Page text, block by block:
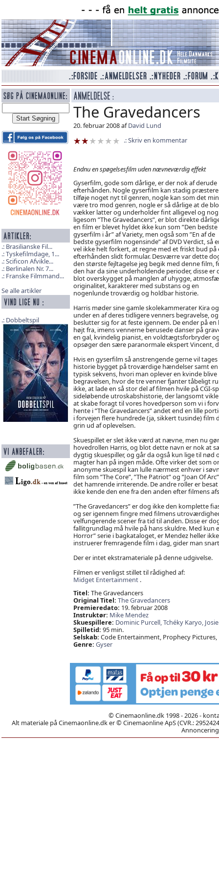
Brasilianske Fil...
Tyskefilmdage, 1...
Scificon Afvikle...
Berlinalen Nr. 7...
Franske Filmmand...
Se alle artikler
Dobbeltspil
The Gravedancers
20. februar 2008 afDavid Lund
Skriv en kommentar
Endnu en spøgelsesfilm uden nævneværdig effekt
Gyserfilm, gode som dårlige, er der nok af derude
efterhånden. Nogle gyserfilm kan stadig
tilføje noget nyt til genren, nogle kan som det
være tro mod genren, nogle er så dårlige at de
vækker latter og underholder fint alligevel og
ligesom ”The Gravedancers”, er blot direkte
en film er blevet hyldet ikke kun som ”Den bedste
gyserfilm i år” af Variety, men også som ”En af de
bedste gyserfilm nogensinde” af DVD Verdict, så
vel ikke helt forkert, at regne med et friskt bud på
efterhånden slidt formular. Desværre var dette
den største fejltagelse jeg begik med denne film,
den har da sine underholdende perioder, disse er
blot overskygget på manglen af uhygge,
originalitet, karakterer med substans og en
nogenlunde troværdig og holdbar historie.
Harris møder sine gamle skolekammerater Kira
under en af deres tidligere venners begravelse,
beslutter sig for at feste igennem. De ender på
højt fra, imens vennerne berusede danser på
en gal, kvindelig pianist, en voldtægtsforbryder
opsøger den sære paranormale ekspert Vincent,
Hvis en gyserfilm så anstrengende gerne vil
historie bygget på troværdige hændelser samt en
typisk sekvens, hvori man oplever en kvinde
begravelsen, hvor de tre venner fjanter tåbeligt
ikke, at lade en så stor del af filmen hvile på
sideløbende utroskabshistorie, der langsomt
at skabe foragt til vores hovedperson som vi i
hente i ”The Gravedancers” andet end en lille
i forvejen flere hundrede (ja, sikkert tusinde)
grin ud af oplevelsen.
Skuespillet er slet ikke værd at nævne, men nu
hovedrollen Harris, og blot dette navn er nok at
dygtig skuespiller, og går da også kun lige til nød
magter han på ingen måde. Ofte virker det som
anonyme skuespil kan lulle nærmest enhver i
film som ”The Core”, ”The Patriot” og ”Joan Of
det hamrende irriterende. De andre roller er
ikke kende den ene fra den anden efter filmens
”The Gravedancers” er dog ikke den komplette
og ser igennem fingre med filmens
velfungerende scener fra tid til anden. Disse er
fallitgrundlag må hvile på hans skuldre. Med
Horror” serie i bagkataloget, er Mendez heller
instruerer fremragende film i dag, gider man
Der er intet ekstramateriale på denne udgivelse.
Filmen er venligst stillet til rådighed af:
Midget Entertainment .
Titel: The Gravedancers
Original Titel: The Gravedancers
Premieredato: 19. februar 2008
Instruktør: Mike Mendez
Skuespillere: Dominic Purcell,Tchéky Karyo,
Spilletid: 95 min.
Selskab: Code Entertainment, Prophecy
Genre: Gyser
© Cinemaonline.dk 1998 - 2026 -
Alt materiale på Cinemaonline.dk er © Cinemaonline ApS (CVR.: